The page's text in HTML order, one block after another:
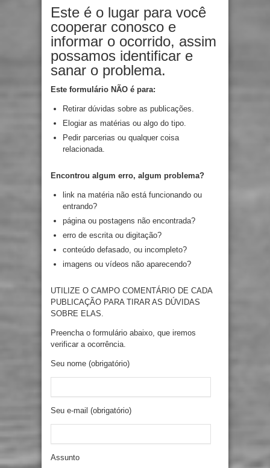
Este é o lugar para você
cooperar conosco e
informar o ocorrido, assim
possamos identificar e
sanar o problema.
Este formulário NÃO é para:
Retirar dúvidas sobre as publicações.
Elogiar as matérias ou algo do tipo.
Pedir parcerias ou qualquer coisa
relacionada.
Encontrou algum erro, algum problema?
link na matéria não está funcionando ou
entrando?
página ou postagens não encontrada?
erro de escrita ou digitação?
conteúdo defasado, ou incompleto?
imagens ou vídeos não aparecendo?
UTILIZE O CAMPO COMENTÁRIO DE CADA
PUBLICAÇÃO PARA TIRAR AS DÚVIDAS
SOBRE ELAS.
Preencha o formulário abaixo, que iremos
verificar a ocorrência.
Seu nome (obrigatório)
Seu e-mail (obrigatório)
Assunto